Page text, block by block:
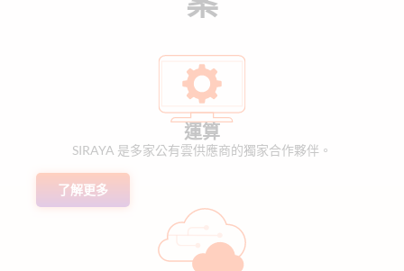
運算
SIRAYA 是多家公有雲供應商的獨家合作夥伴。
了解更多